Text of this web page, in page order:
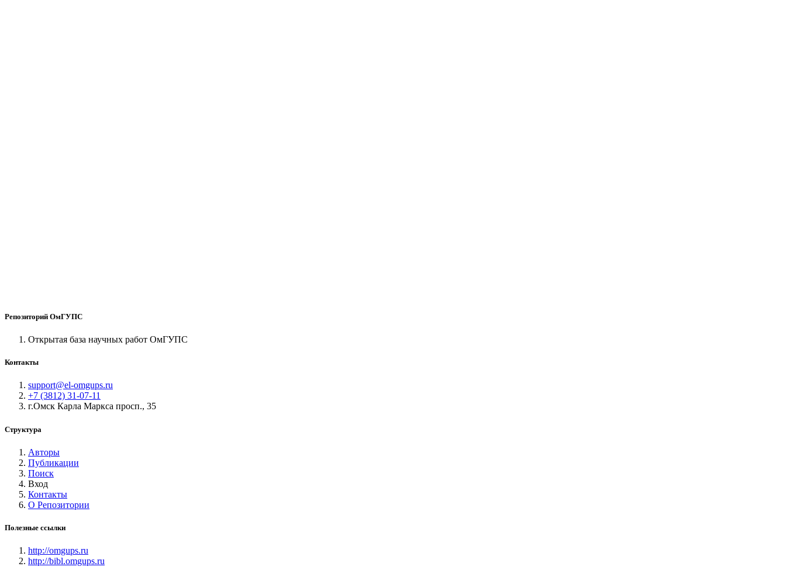
Репозиторий ОмГУПС
Открытая база научных работ ОмГУПС
Контакты
support@el-omgups.ru
+7 (3812) 31-07-11
г.Омск Карла Маркса просп., 35
Структура
Авторы
Публикации
Поиск
Вход
Контакты
О Репозитории
Полезные ссылки
http://omgups.ru
http://bibl.omgups.ru